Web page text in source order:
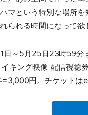
マという特別な場所
られる時間になって欲
～5月25日23時59分
キング映像 配信視聴
円。チケットは